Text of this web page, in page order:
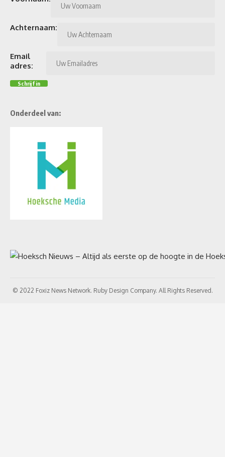
Achternaam:
Email
adres:
Onderdeel van:
© 2022 Foxiz News Network. Ruby Design Company. All Rights Reserved.